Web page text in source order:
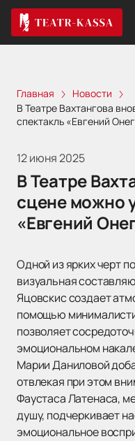
Главная
Новости
В Театре Вахтангова
спектакль «Евгений
12 июня 2025
В Театре
сцене можно
«Евгений
Одной из ярких черт
визуальная
Яцовскис создает
помощью
позволяет
эмоциональном
Марии Даниловой
отвлекая при этом
Фаустаса Латенаса,
душу, подчеркивает
эмоциональное